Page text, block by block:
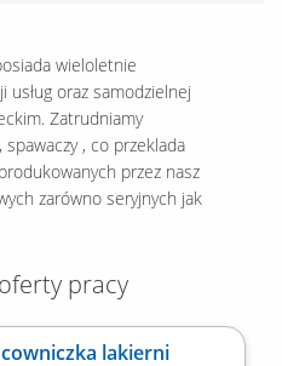
wieloletnie
usług oraz samodzielnej
Zatrudniamy
, co przeklada
przez nasz
zarówno seryjnych jak
pracy
lakierni